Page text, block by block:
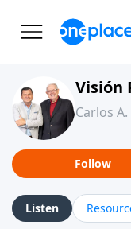
Visión
Carlos
Follow
Listen